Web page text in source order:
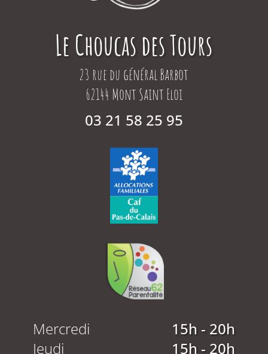
Le Choucas des Tours
23 rue du général Barbot
62144 Mont Saint Eloi
03 21 58 25 95
Mercredi
15h - 20h
Jeudi
15h - 20h